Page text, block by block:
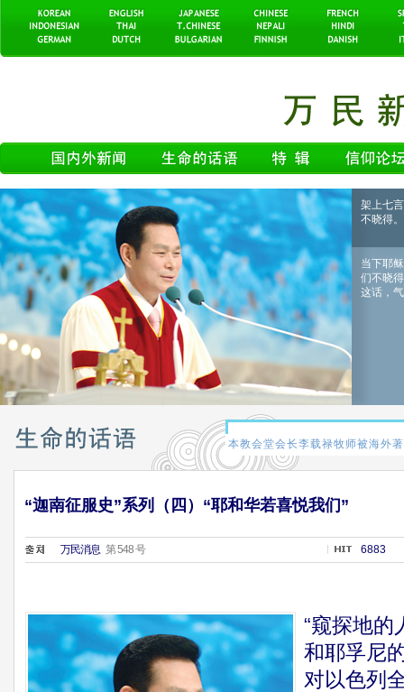
架上七
不晓得。
当下耶
们不晓
这话，
“迦南征服史”系列（四）“耶和华若喜悦我们”
万民消息第 548 号 6883
“窥探地的
和耶孚尼
对以色列